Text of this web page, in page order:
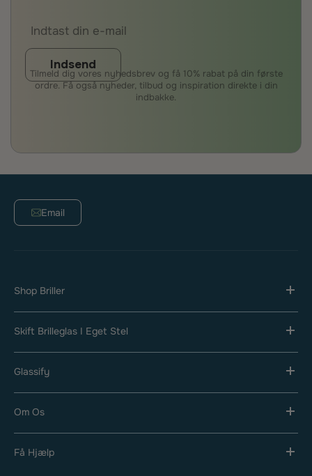
Indsend
Tilmeld dig vores nyhedsbrev og få 10% rabat på din første
ordre. Få også nyheder, tilbud og inspiration direkte i din
indbakke.
Email
Shop Briller
Skift Brilleglas I Eget Stel
Glassify
Om Os
Få Hjælp